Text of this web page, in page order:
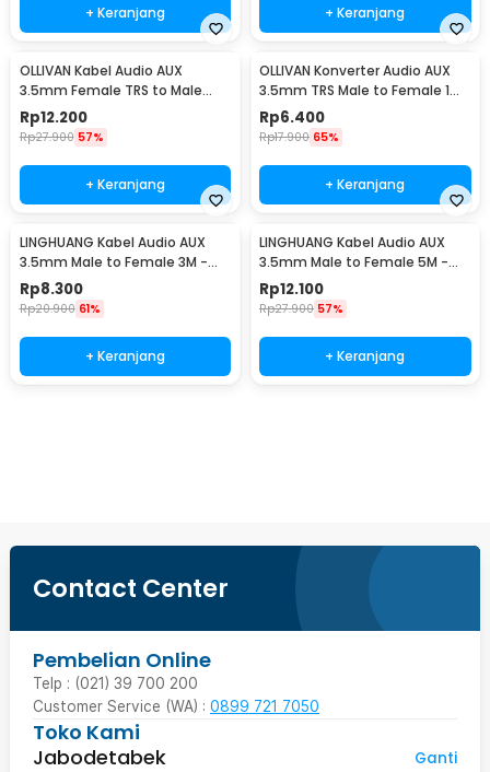
+ Keranjang + Keranjang
OLLIVAN Kabel Audio AUX
3.5mm Female TRS to Male
TRRS 20cm - AV119
Rp12.200
Rp27.900 57%
+ Keranjang
OLLIVAN Konverter Audio AUX
3.5mm TRS Male to Female 1
PCS - AV119
Rp6.400
Rp17.900 65%
+ Keranjang
LINGHUANG Kabel Audio AUX
3.5mm Male to Female 3M -
AV124
Rp8.300
Rp20.900 61%
+ Keranjang
LINGHUANG Kabel Audio AUX
3.5mm Male to Female 5M -
AV124
Rp12.100
Rp27.900 57%
+ Keranjang
Contact Center
Pembelian Online
Telp : (021) 39 700 200
Customer Service (WA) : 0899 721 7050
Toko Kami
Jabodetabek
Ganti